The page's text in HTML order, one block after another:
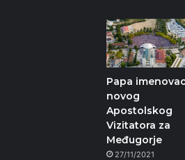
Papa
novog
Apostolskog
Vizitatora za
Međugorje
27/11/2021